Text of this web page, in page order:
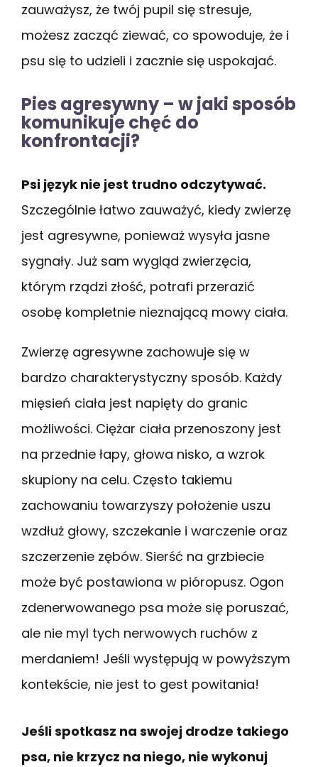
zauważysz, że twój pupil się stresuje,
możesz zacząć ziewać, co spowoduje, że i
psu się to udzieli i zacznie się uspokajać.
Pies agresywny – w jaki sposób
komunikuje chęć do
konfrontacji?
Psi język nie jest trudno odczytywać.
Szczególnie łatwo zauważyć, kiedy zwierzę
jest agresywne, ponieważ wysyła jasne
sygnały. Już sam wygląd zwierzęcia,
którym rządzi złość, potrafi przerazić
osobę kompletnie nieznającą mowy ciała.
Zwierzę agresywne zachowuje się w
bardzo charakterystyczny sposób. Każdy
mięsień ciała jest napięty do granic
możliwości. Ciężar ciała przenoszony jest
na przednie łapy, głowa nisko, a wzrok
skupiony na celu. Często takiemu
zachowaniu towarzyszy położenie uszu
wzdłuż głowy, szczekanie i warczenie oraz
szczerzenie zębów. Sierść na grzbiecie
może być postawiona w pióropusz. Ogon
zdenerwowanego psa może się poruszać,
ale nie myl tych nerwowych ruchów z
merdaniem! Jeśli występują w powyższym
kontekście, nie jest to gest powitania!
Jeśli spotkasz na swojej drodze takiego
psa, nie krzycz na niego, nie wykonuj